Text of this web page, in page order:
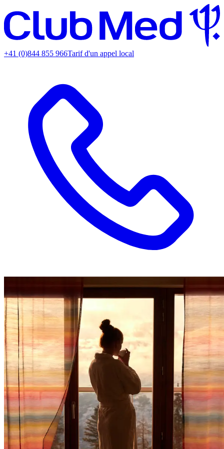
+41 (0)844 855 966Tarif d'un appel local